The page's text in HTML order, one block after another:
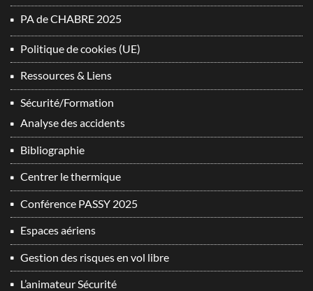
PA de CHABRE 2025
Politique de cookies (UE)
Ressources & Liens
Sécurité/Formation
Analyse des accidents
Bibliographie
Centrer le thermique
Conférence PASSY 2025
Espaces aériens
Gestion des risques en vol libre
L’animateur Sécurité